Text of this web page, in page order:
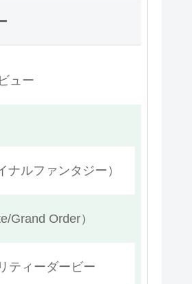
ュー
ナルファンタジー）
Grand Order）
ティーダービー